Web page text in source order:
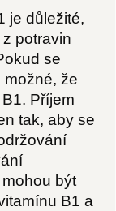
je důležité,
potravin
se
možné, že
Příjem
tak, aby se
být
B1 a